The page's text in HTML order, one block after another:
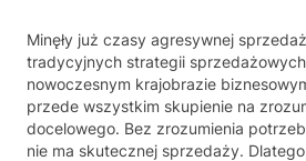
Minęły już czasy agresywnej
tradycyjnych strategii
nowoczesnym krajobrazie
przede wszystkim skupienie na
docelowego. Bez zrozumienia
nie ma skutecznej sprzedaży.